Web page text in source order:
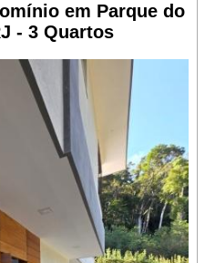
em Parque do
- 3 Quartos